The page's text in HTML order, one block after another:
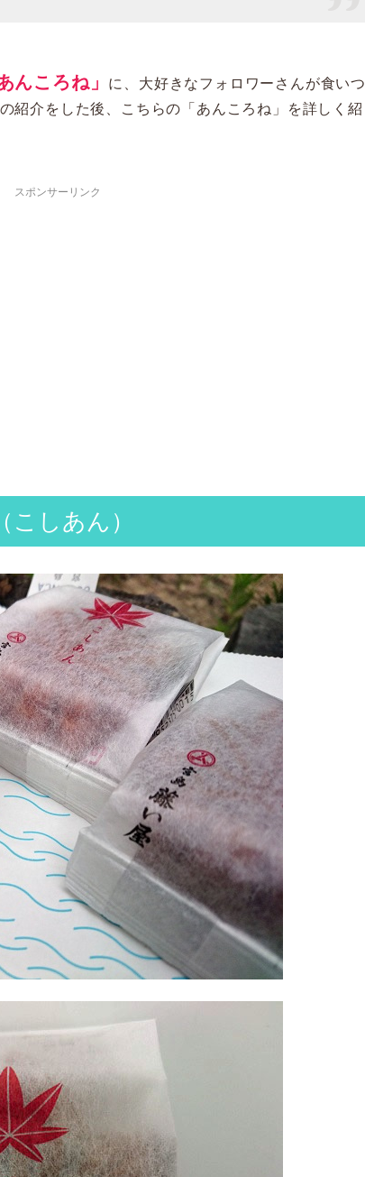
んころね」
に、大好きなフォロワーさんが食いつ
紹介をした後、こちらの「あんころね」を詳しく紹
スポンサーリンク
しあん）